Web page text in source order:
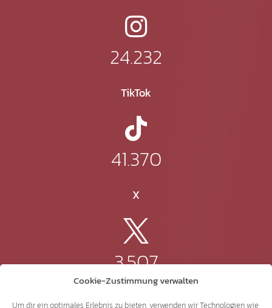
Cookie-Zustimmung verwalten
Um dir ein optimales Erlebnis zu bieten, verwenden wir Technologien wie
24.232
TikTok
41.370
X
3.507